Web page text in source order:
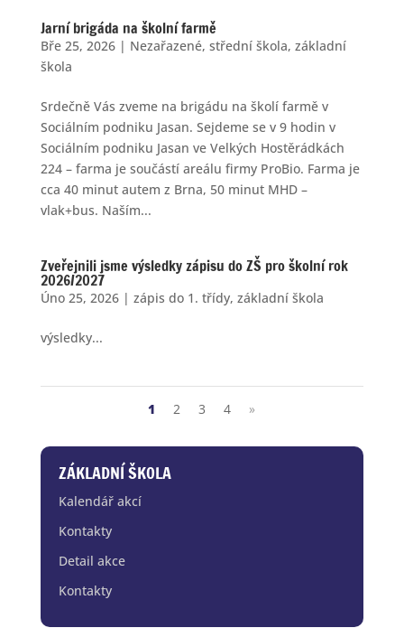
Jarní brigáda na školní farmě
Bře 25, 2026| Nezařazené, střední škola, základní
škola
Srdečně Vás zveme na brigádu na školí farmě v
Sociálním podniku Jasan. Sejdeme se v 9 hodin v
Sociálním podniku Jasan ve Velkých Hostěrádkách
224 – farma je součástí areálu firmy ProBio. Farma je
cca 40 minut autem z Brna, 50 minut MHD –
vlak+bus. Naším...
Zveřejnili jsme výsledky zápisu do ZŠ pro školní rok
2026/2027
Úno 25, 2026| zápis do 1. třídy, základní škola
výsledky...
1 2 3 4 »
ZÁKLADNÍ ŠKOLA
Kalendář akcí
Kontakty
Detail akce
Kontakty